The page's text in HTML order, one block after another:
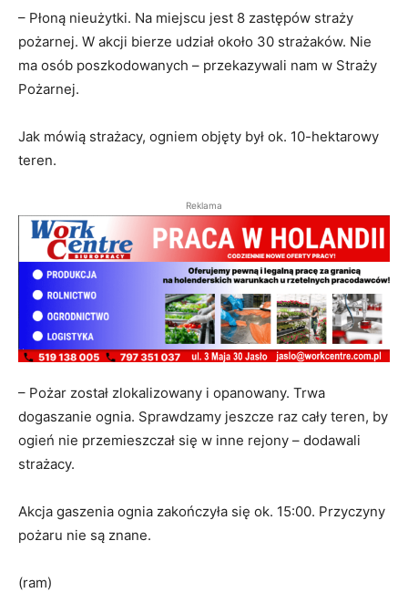
– Płoną nieużytki. Na miejscu jest 8 zastępów straży
pożarnej. W akcji bierze udział około 30 strażaków. Nie
ma osób poszkodowanych – przekazywali nam w Straży
Pożarnej.
Jak mówią strażacy, ogniem objęty był ok. 10-hektarowy
teren.
Reklama
– Pożar został zlokalizowany i opanowany. Trwa
dogaszanie ognia. Sprawdzamy jeszcze raz cały teren, by
ogień nie przemieszczał się w inne rejony – dodawali
strażacy.
Akcja gaszenia ognia zakończyła się ok. 15:00. Przyczyny
pożaru nie są znane.
(ram)